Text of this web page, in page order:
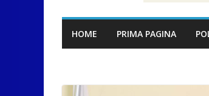
HOME PRIMA PAGINA